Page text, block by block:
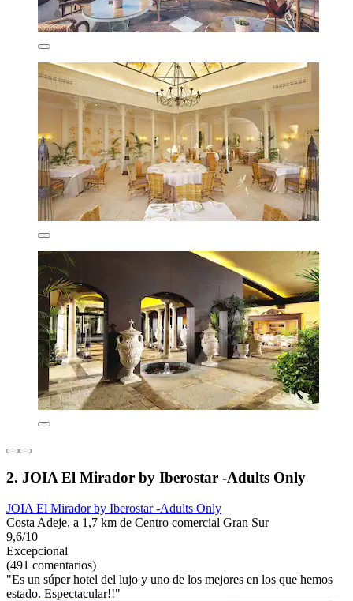
2. JOIA El Mirador by Iberostar -Adults Only
JOIA El Mirador by Iberostar -Adults Only
Costa Adeje, a 1,7 km de Centro comercial Gran Sur
9,6/10
Excepcional
(491 comentarios)
"Es un súper hotel del lujo y uno de los mejores en los que hemos
estado. Espectacular!!"